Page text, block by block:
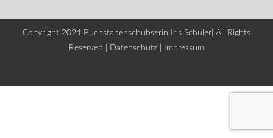
Copyright 2024 Buchstabenschubserin Iris Schuler| All Rights
Reserved |
Datenschutz Impressum